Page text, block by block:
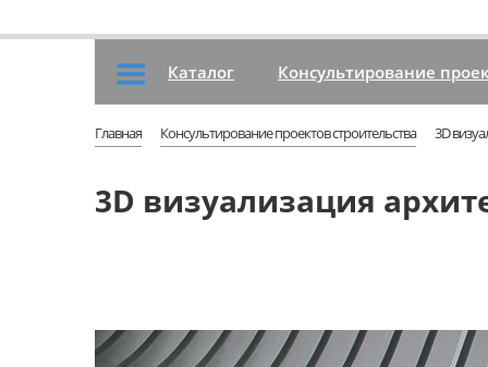
Каталог Консультирование
Главная Консультирование проектов строительства 3D
3D визуализация